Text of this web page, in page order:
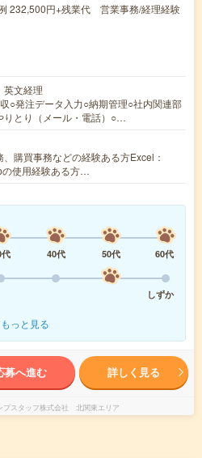
232,500円+残業代 営業事務/経理経験
英文経理
○発注データ入力○納期管理○社内関連部
りとり（メール・電話）○…
購買事務などの経験ある方Excel：
使用経験ある方…
40代 50代
60代
しずか
もっと見る
募へ進む 詳しく見る
プスタッフ株式会社 北関東エリア